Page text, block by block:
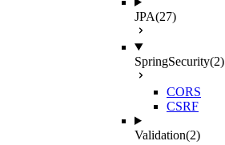
JPA(27)
SpringSecurity(2)
CORS
CSRF
Validation(2)